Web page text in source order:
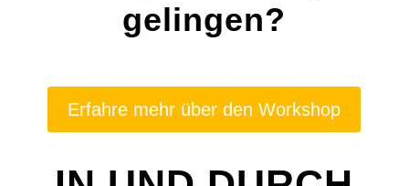
gelingen?
Erfahre mehr über den Workshop